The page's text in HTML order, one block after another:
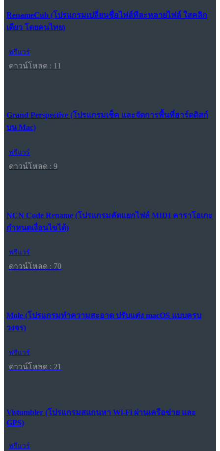
RenameCub (โปรแกรมเปลี่ยนชื่อไฟล์ทีละหลายไฟล์ ใสคลิก
เดียว โดยคนไทย)
ฟรีแวร์
ดาวน์โหลด : 11
Grand Perspective (โปรแกรมเช็ค และจัดการพื้นที่ฮาร์ดดิสก์
บน Mac)
ฟรีแวร์
ดาวน์โหลด : 9
NCN Code Rename (โปรแกรมคัดแยกไฟล์ MIDI คาราโอเกะ
กำหนดเงื่อนไขได้)
ฟรีแวร์
ดาวน์โหลด : 70
Mole (โปรแกรมทำความสะอาด ปรับแต่ง macOS แบบครบ
วงจร)
ฟรีแวร์
ดาวน์โหลด : 21
Vistumbler (โปรแกรมสแกนหา Wi-Fi ผ่านเครือข่าย และ
GPS)
ฟรีแวร์